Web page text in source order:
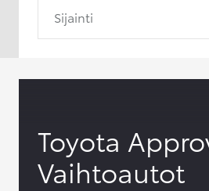
Sijainti
Toyota
Vaihtoautot